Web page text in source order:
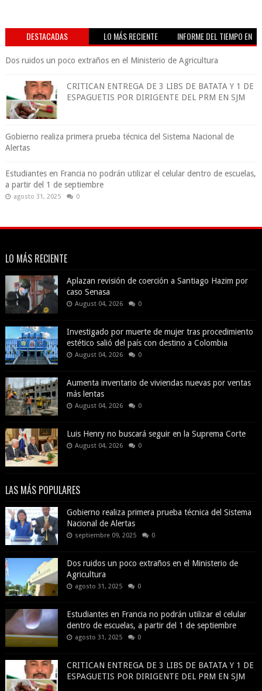
DESTACADAS LO MÁS RECIENTE
INFORME DEL TIEMPO EN
Dos ruidos un poco extraños en el Ministerio de Agricultura
CRITICAN ENTREGA DE 3 LIBS DE BATATA Y 1 DE
ESPAGUETIS POR DIRIGENTE DEL PRM EN SJM
Gobierno realiza primera prueba técnica del Sistema Nacional de
Alertas
Estudiantes en Francia no podrán utilizar el celular dentro de escuelas,
a partir del 1 de septiembre
agosto 31, 2025 0
LO MÁS RECIENTE
Aplazan revisión de coerción a Santiago Hazim por
caso Senasa
August 04, 2026 0
Investigado por muerte de mujer tras procedimiento
estético salió del país con destino a Colombia
August 04, 2026 0
Aumenta inventario de viviendas nuevas por ventas
más lentas
August 04, 2026 0
Luis Henry no buscará seguir en la Suprema Corte
August 04, 2026 0
LAS MÁS POPULARES
Gobierno realiza primera prueba técnica del Sistema
Nacional de Alertas
septiembre 09, 2025 0
Dos ruidos un poco extraños en el Ministerio de
Agricultura
agosto 31, 2025 0
Estudiantes en Francia no podrán utilizar el celular
dentro de escuelas, a partir del 1 de septiembre
agosto 31, 2025 0
CRITICAN ENTREGA DE 3 LIBS DE BATATA Y 1 DE
ESPAGUETIS POR DIRIGENTE DEL PRM EN SJM